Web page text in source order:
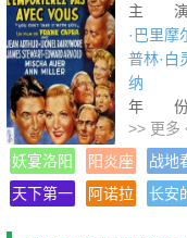
主
·巴里摩
普林·白
纳
年
译 名
片 名
产 地
类 别
>> 更多
妖宴洛阳
阳炎座 战地
天下第一
阿诺拉 长安